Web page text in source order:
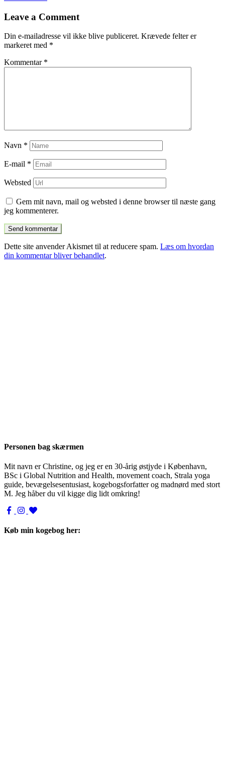
til
Leave a Comment
Din e-mailadresse vil ikke blive publiceret. Krævede felter er
markeret med *
Kommentar *
Navn *
E-mail *
Websted
Gem mit navn, mail og websted i denne browser til næste gang
jeg kommenterer.
Dette site anvender Akismet til at reducere spam. Læs om hvordan
din kommentar bliver behandlet.
Personen bag skærmen
Mit navn er Christine, og jeg er en 30-årig østjyde i København,
BSc i Global Nutrition and Health, movement coach, Strala yoga
guide, bevægelsesentusiast, kogebogsforfatter og madnørd med stort
M. Jeg håber du vil kigge dig lidt omkring!
Køb min kogebog her: